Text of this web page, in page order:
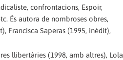
confrontacions, Espoir,
És autora de nombroses obres,
Francisca Saperas (1995, inèdit),
llibertàries (1998, amb altres), Lola